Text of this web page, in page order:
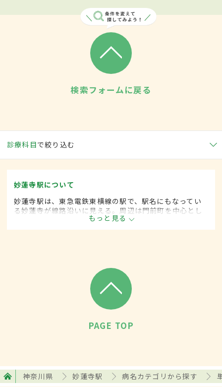
検索フォームに戻る
診療科目で絞り込む
妙蓮寺駅について
妙蓮寺駅は、東急電鉄東横線の駅で、駅名にもなってい
る妙蓮寺が線路沿いに見える。周辺は門前町を中心とし
た住宅街で、下町の雰囲気を残した商店街や多くのクリ
ニックなどがある。近くには菊名池公園も。
もっと見る
PAGE TOP
神奈川県 妙蓮寺駅 病名カテゴリから探す